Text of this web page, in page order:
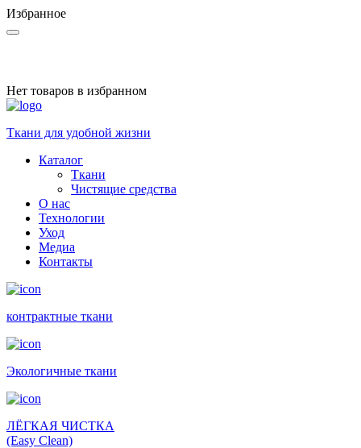
Избранное
Нет товаров в избранном
Ткани для удобной жизни
Каталог
Ткани
Чистящие средства
О нас
Технологии
Уход
Медиа
Контакты
контракт­ные ткани
Экологич­ные ткани
ЛЁГКАЯ ЧИСТКА
(Easy Clean)